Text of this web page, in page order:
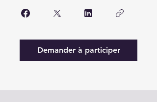
Demander à participer